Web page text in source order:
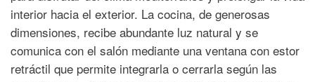
interior hacia el exterior. La cocina, de generosas
dimensiones, recibe abundante luz natural y se
comunica con el salón mediante una ventana con estor
retráctil que permite integrarla o cerrarla según las